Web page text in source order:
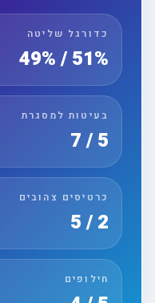
כדורגל שליטה
51% / 49%
בעיטות למסגרת
כרטיסים צהובים
חילופים